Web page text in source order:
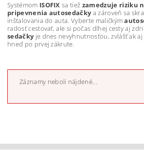
Systémom ISOFIX sa tiež zamedzuje riziku
pripevnenia autosedačkya zároveň sa
inštalovania do auta. Vyberte maličkým
radosť cestovať, ale si počas dlhej cesty aj
sedačkyje dnes nevyhnutnosťou, zvlášť ak aj
hneď po prvej zákrute.
Záznamy neboli nájdené...